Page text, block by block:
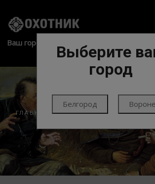
Ваш город:
Выберите
город
Белгород
ГЛАВНАЯ ЭКИПИРОВКА ОДЕЖДА